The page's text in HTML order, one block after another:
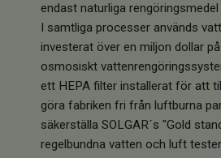
Transdermala plåster
Fyndlådan
endast naturliga
I samtliga processer används
investerat över en miljon dollar
osmosiskt
ett HEPA filter installerat för att
göra fabriken fri från luftburna
säkerställa SOLGAR´s "Gold
regelbundna vatten och luft